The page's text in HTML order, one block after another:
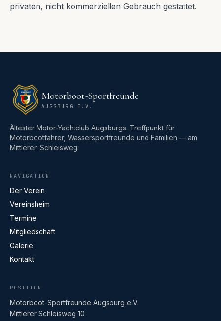
privaten, nicht kommerziellen Gebrauch gestattet.
Motorboot-Sportfreunde
AUGSBURG E.V.
Ältester Motor-Yachtclub Augsburgs. Treffpunkt für
Motorbootfahrer, Wassersportfreunde und Familien — am
Mittleren Schleisweg.
NAVIGATION
Der Verein
Vereinsheim
Termine
Mitgliedschaft
Galerie
Kontakt
POSITION
Motorboot-Sportfreunde Augsburg e.V.
Mittlerer Schleisweg 10